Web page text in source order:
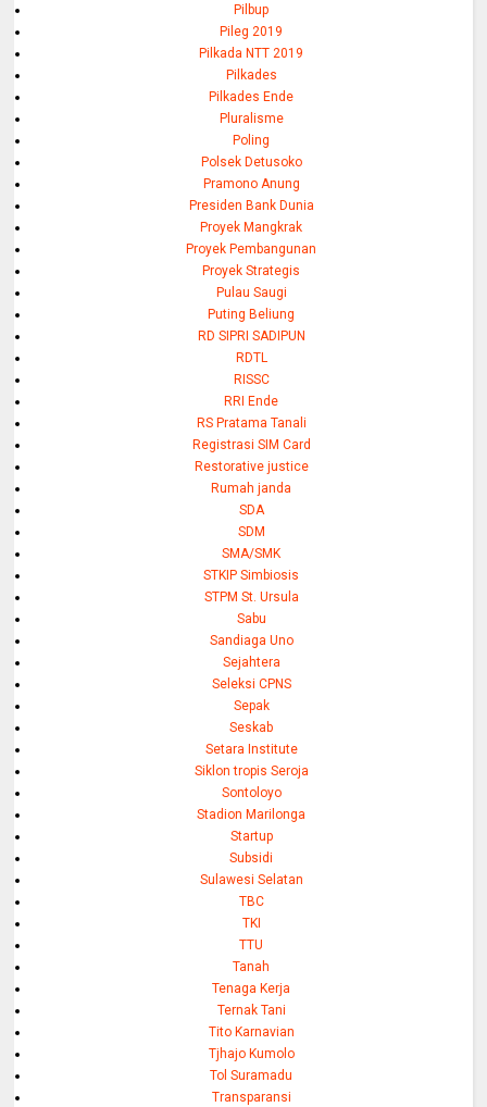
Pilbup
Pileg 2019
Pilkada NTT 2019
Pilkades
Pilkades Ende
Pluralisme
Poling
Polsek Detusoko
Pramono Anung
Presiden Bank Dunia
Proyek Mangkrak
Proyek Pembangunan
Proyek Strategis
Pulau Saugi
Puting Beliung
RD SIPRI SADIPUN
RDTL
RISSC
RRI Ende
RS Pratama Tanali
Registrasi SIM Card
Restorative justice
Rumah janda
SDA
SDM
SMA/SMK
STKIP Simbiosis
STPM St. Ursula
Sabu
Sandiaga Uno
Sejahtera
Seleksi CPNS
Sepak
Seskab
Setara Institute
Siklon tropis Seroja
Sontoloyo
Stadion Marilonga
Startup
Subsidi
Sulawesi Selatan
TBC
TKI
TTU
Tanah
Tenaga Kerja
Ternak Tani
Tito Karnavian
Tjhajo Kumolo
Tol Suramadu
Transparansi